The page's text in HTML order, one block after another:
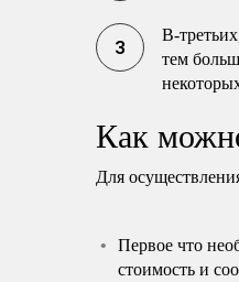
В-
тем
Как
Для
Первое что
стоимость и